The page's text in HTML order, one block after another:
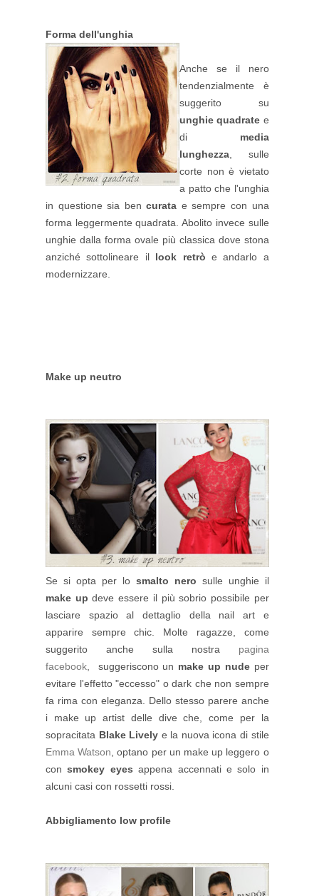
Forma dell'unghia
Anche se il nero
tendenzialmente è
suggerito su
unghie quadrate e
di media
lunghezza , sulle
corte non è vietato
a patto che l'unghia
in questione sia bencurata e sempre con una
forma leggermente quadrata. Abolito invece sulle
unghie dalla forma ovale più classica dove stona
anziché sottolineare illook retrò e andarlo a
modernizzare.
Make up neutro
Se si opta per lo smalto nero sulle unghie il
make up deve essere il più sobrio possibile per
lasciare spazio al dettaglio della nail art e
apparire sempre chic. Molte ragazze, come
suggerito anche sulla nostra pagina
facebook
suggeriscono un make up nudeper
evitare l'effetto "eccesso" o dark che non sempre
fa rima con eleganza. Dello stesso parere anche
i make up artist delle dive che, come per la
sopracitata Blake Lively e la nuova icona di stile
Emma Watson , optano per un make up leggero o
consmokey eyes appena accennati e solo in
alcuni casi con rossetti rossi.
Abbigliamento low profile